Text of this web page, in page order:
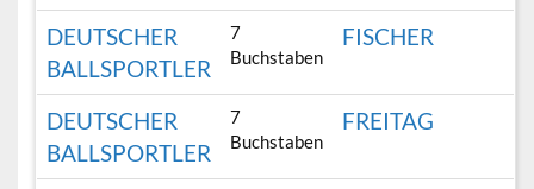
DEUTSCHER
BALLSPORTLER
7
Buchstaben
FISCHER
DEUTSCHER
BALLSPORTLER
7
Buchstaben
FREITAG